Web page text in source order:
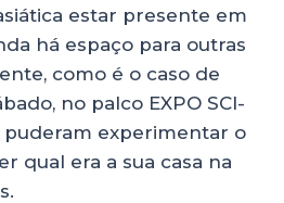
estar presente em
há espaço para outras
como é o caso de
no palco EXPO SCI-
puderam experimentar o
qual era a sua casa na